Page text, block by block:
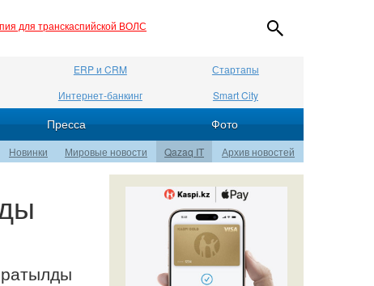
для транскаспийской ВОЛС
ERP и CRM
Стартапы
Интернет-банкинг Smart City
Пресса Фото
Новинки Мировые новости Qazaq IT Архив новостей